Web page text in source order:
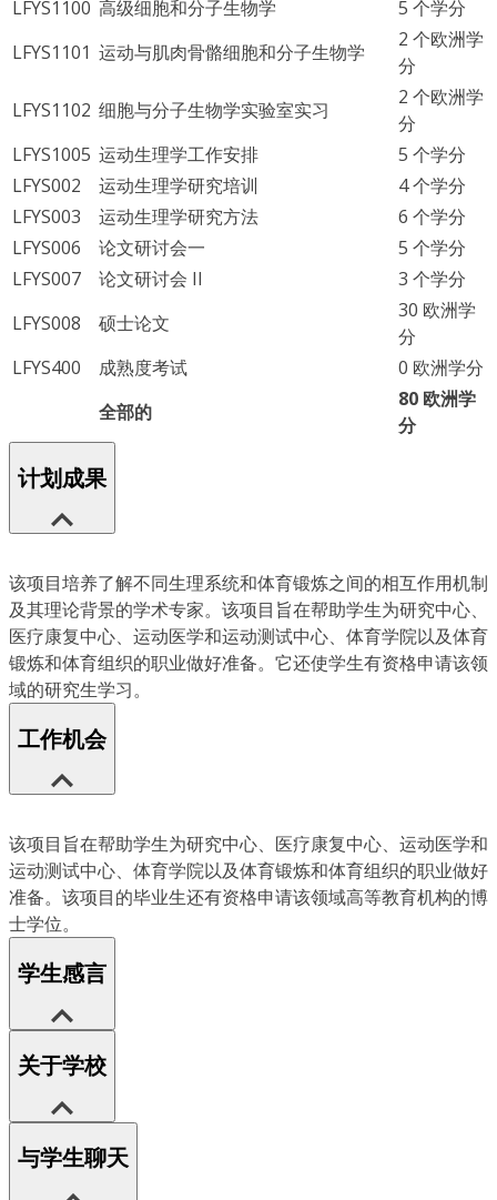
LFYS1100 高级细胞和分子生物学
5 个学分
LFYS1101 运动与肌肉骨骼细胞和分子生物学
2 个欧洲学
分
LFYS1102 细胞与分子生物学实验室实习
2 个欧洲学
分
LFYS1005 运动生理学工作安排
5 个学分
LFYS002
运动生理学研究培训
4 个学分
LFYS003
运动生理学研究方法
6 个学分
LFYS006
论文研讨会一
5 个学分
LFYS007
论文研讨会 II
3 个学分
LFYS008
硕士论文
30 欧洲学
分
LFYS400
成熟度考试
0 欧洲学分
全部的
80 欧洲学
分
计划成果
该项目培养了解不同生理系统和体育锻炼之间的相互作用机制
及其理论背景的学术专家。该项目旨在帮助学生为研究中心、
医疗康复中心、运动医学和运动测试中心、体育学院以及体育
锻炼和体育组织的职业做好准备。它还使学生有资格申请该领
域的研究生学习。
工作机会
该项目旨在帮助学生为研究中心、医疗康复中心、运动医学和
运动测试中心、体育学院以及体育锻炼和体育组织的职业做好
准备。该项目的毕业生还有资格申请该领域高等教育机构的博
士学位。
学生感言
关于学校
与学生聊天